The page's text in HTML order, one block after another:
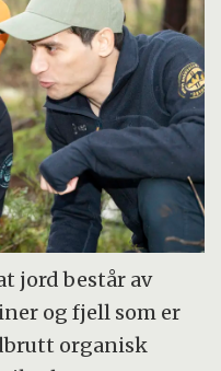
jord består av
og fjell som er
organisk